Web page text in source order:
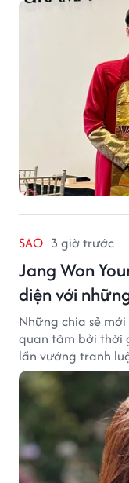
SAO 3 giờ trước
Jang Won
diện với
Những chia sẻ
quan tâm bởi thời
lần vướng tranh